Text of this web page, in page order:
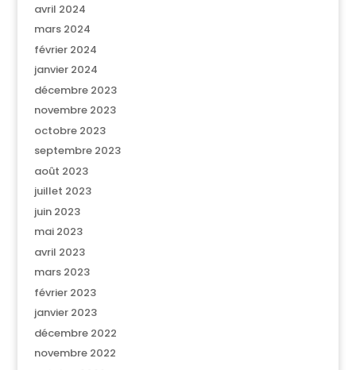
avril 2024
mars 2024
février 2024
janvier 2024
décembre 2023
novembre 2023
octobre 2023
septembre 2023
août 2023
juillet 2023
juin 2023
mai 2023
avril 2023
mars 2023
février 2023
janvier 2023
décembre 2022
novembre 2022